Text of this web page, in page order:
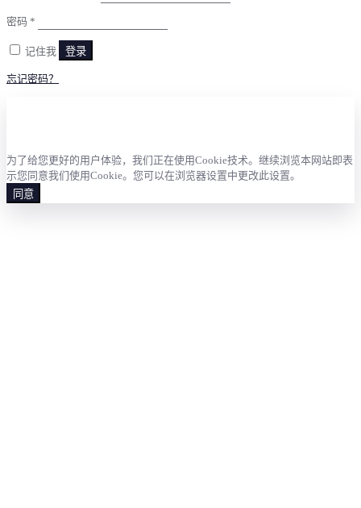
密码 *
记住我 登录
忘记密码？
为了给您更好的用户体验，我们正在使用Cookie技术。继续浏览本网站即表
示您同意我们使用Cookie。您可以在浏览器设置中更改此设置。
同意